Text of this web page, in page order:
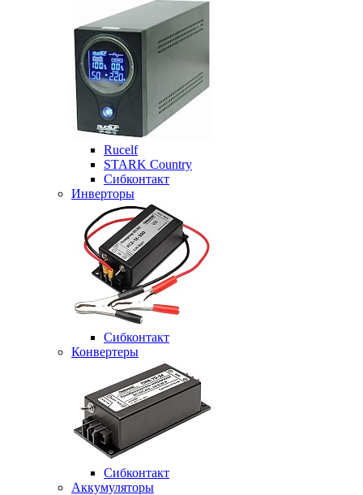
Rucelf
STARK Country
Сибконтакт
Инверторы
Сибконтакт
Конвертеры
Сибконтакт
Аккумуляторы